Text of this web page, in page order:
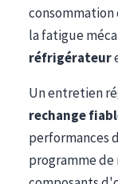
la fatigue
réfrigérateur
Un entretien
rechange
performances
programme de